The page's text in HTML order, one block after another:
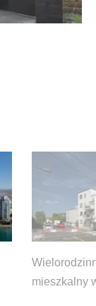
mieszkalny